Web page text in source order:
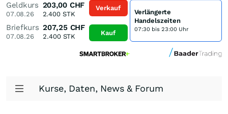
Geldkurs
07.08.26
203,00 CHF
2.400STK
Briefkurs
07.08.26
207,25 CHF
2.400STK
Verkauf
Kauf
Verlängerte
Handelszeiten
07:30 bis 23:00 Uhr
Kurse, Daten, News & Forum